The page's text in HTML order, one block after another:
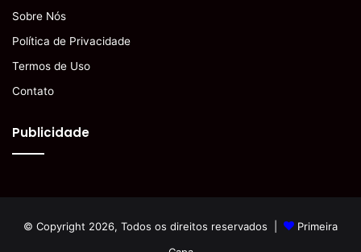
Sobre Nós
Política de Privacidade
Termos de Uso
Contato
Publicidade
© Copyright 2026, Todos os direitos reservados |
Primeira